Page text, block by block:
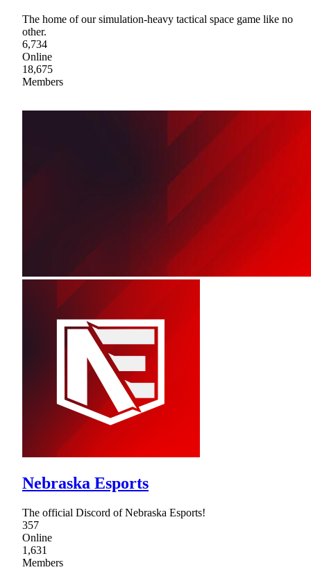
The home of our simulation-heavy tactical space game like no
other.
6,734
Online
18,675
Members
Nebraska Esports
The official Discord of Nebraska Esports!
357
Online
1,631
Members